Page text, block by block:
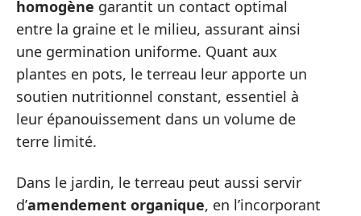
homogène garantit un contact optimal
entre la graine et le milieu, assurant ainsi
une germination uniforme. Quant aux
plantes en pots, le terreau leur apporte un
soutien nutritionnel constant, essentiel à
leur épanouissement dans un volume de
terre limité.
Dans le jardin, le terreau peut aussi servir
d’amendement organique, en l’incorporant